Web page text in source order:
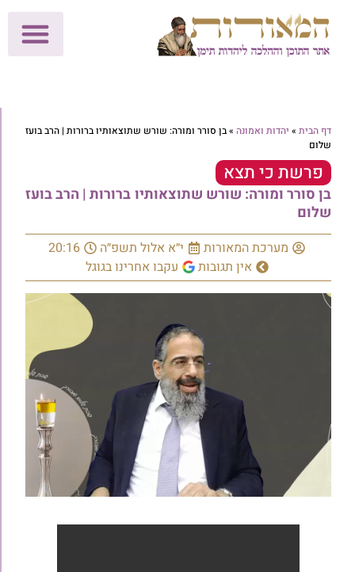
דף הבית » יהדות ואמונה »בן סורר ומורה: שורש שתוצאותיו ברורות | הרב בועז
שלום
פרשת כי תצא
בן סורר ומורה: שורש שתוצאותיו ברורות | הרב בועז
שלום
מערכת המאורות י״א אלול תשפ״ה
20:16
אין תגובות
עקבו אחרינו בגוגל